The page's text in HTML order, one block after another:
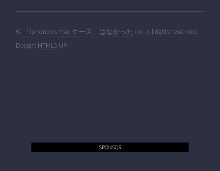
© 「iphone xs max ケース」はなかった Inc. All rights reserved.
Design: HTML5 UP
SPONSOR